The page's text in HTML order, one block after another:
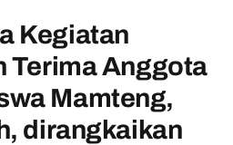
Kegiatan
Terima Anggota
Mamteng,
dirangkaikan